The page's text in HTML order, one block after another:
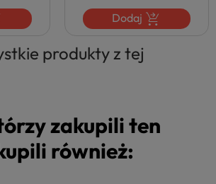
Dodaj
produkty z tej
zakupili ten
również: